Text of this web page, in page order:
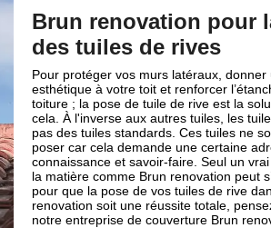
pour la pose
de rives
murs latéraux, donner un aspect
toit et renforcer l’étanchéité de votre
de tuile de rive est la solution idéale pour
aux autres tuiles, les tuiles de rives ne sont
Ces tuiles ne sont pas faciles à
une certaine adresse,
savoir-faire. Seul un vrai professionnel en
Brun renovation peut s’en occuper. Ainsi,
de vos tuiles de rive dans la ville de Brun
une réussite totale, pensez à contacter
de couverture Brun renovation.
;